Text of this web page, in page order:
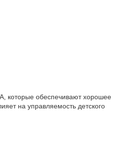
которые обеспечивают хорошее
на управляемость детского